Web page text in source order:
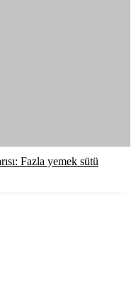
Fazla yemek sütü